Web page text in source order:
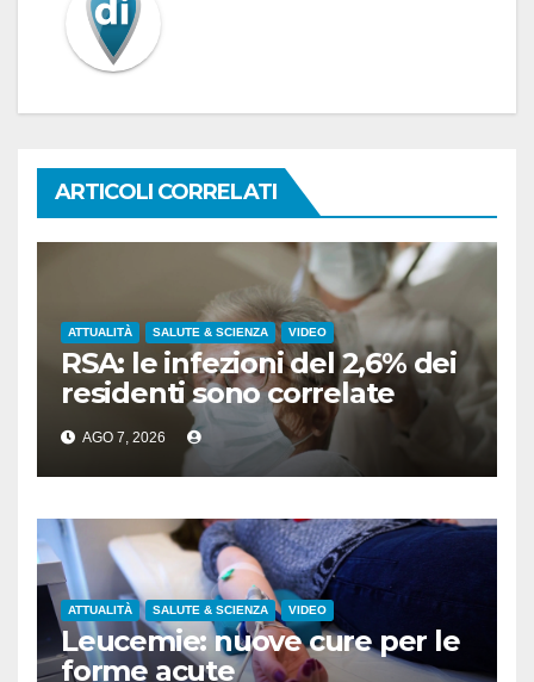
ARTICOLI CORRELATI
ATTUALITÀ SALUTE & SCIENZA VIDEO
RSA: le infezioni del 2,6% dei
residenti sono correlate
all’assistenza
AGO 7, 2026
ATTUALITÀ SALUTE & SCIENZA VIDEO
Leucemie: nuove cure per le
forme acute